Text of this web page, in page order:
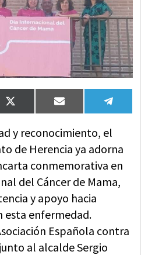
Compartir
en
X
(Twitter)
Compartir
en
Email
en
y reconocimiento, el
de Herencia ya adorna
conmemorativa en
del Cáncer de Mama,
y apoyo hacia
esta enfermedad.
Española contra
al alcalde Sergio